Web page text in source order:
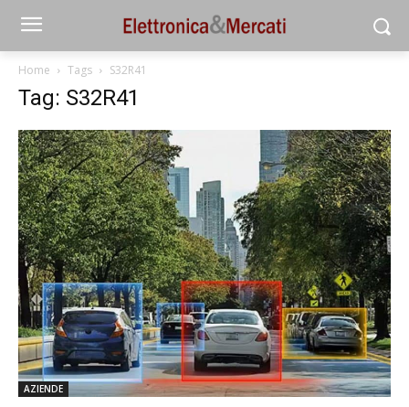
Home Tags S32R41
Tag: S32R41
AZIENDE